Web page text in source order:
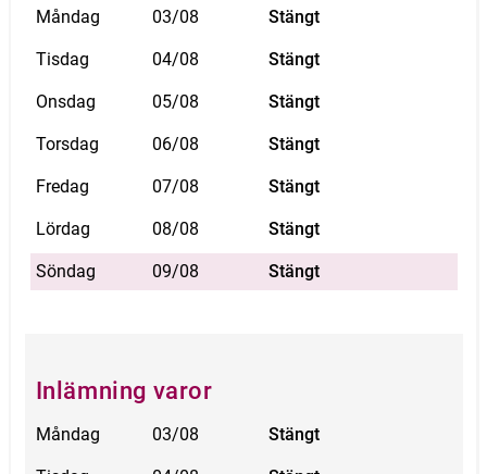
Måndag 03/08 Stängt
Tisdag 04/08 Stängt
Onsdag 05/08 Stängt
Torsdag 06/08 Stängt
Fredag 07/08 Stängt
Lördag 08/08 Stängt
Söndag 09/08 Stängt
Inlämning varor
Måndag 03/08 Stängt